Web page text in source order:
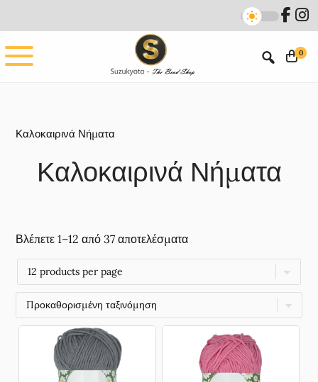
main
content
footer
0
Καλοκαιρινά Νήματα
Καλοκαιρινά Νήματα
Βλέπετε 1–12 από 37 αποτελέσματα